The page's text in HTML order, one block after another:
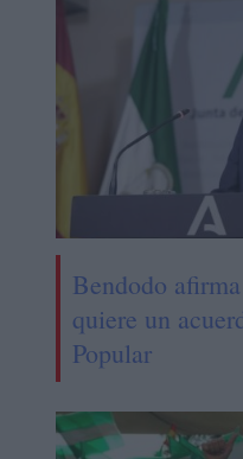
Bendodo
quiere un
Popular